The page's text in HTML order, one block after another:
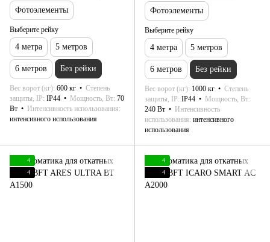
Фотоэлементы
Выберите рейку
4 метра 5 метров
6 метров Без рейки
Вес ворот (кг) 600 кг
Степень
защиты, IP IP44 Мощность, Вт 70
Вт
Интенсивность использования
интенсивного использования
Фотоэлементы
Выберите рейку
4 метра 5 метров
6 метров Без рейки
Вес ворот (кг) 1000 кг
Степень
защиты, IP IP44
Мощность, Вт
240 Вт
Интенсивность
использования интенсивного
использования
4
4
4
4